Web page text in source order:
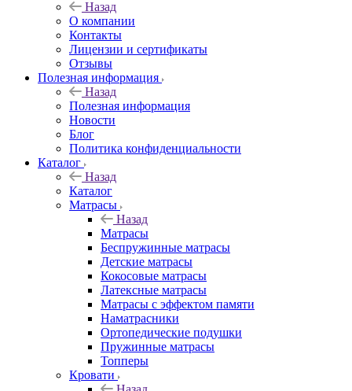
Назад
О компании
Контакты
Лицензии и сертификаты
Отзывы
Полезная информация
Назад
Полезная информация
Новости
Блог
Политика конфиденциальности
Каталог
Назад
Каталог
Матрасы
Назад
Матрасы
Беспружинные матрасы
Детские матрасы
Кокосовые матрасы
Латексные матрасы
Матрасы с эффектом памяти
Наматрасники
Ортопедические подушки
Пружинные матрасы
Топперы
Кровати